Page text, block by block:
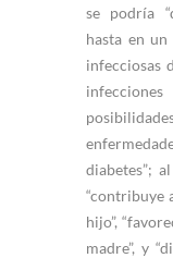
se podría
hasta en un
infecciosas
diabetes”;
“contribuye
hijo”,
madre”, y